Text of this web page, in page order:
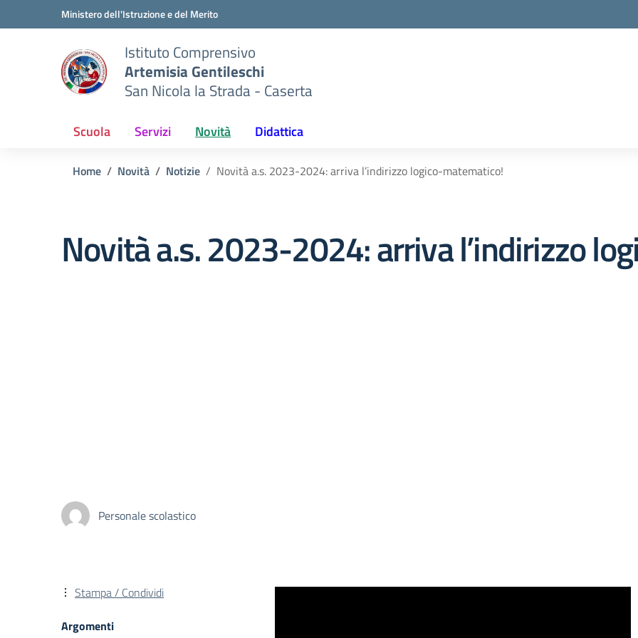
Vai ai contenuti
Vai al menu di navigazioneMinistero dell'Istruzione e del Merito
Istituto Comprensivo
Artemisia Gentileschi
San Nicola la Strada - Caserta
Scuola Servizi Novità Didattica
Home Novità Notizie Novità a.s. 2023-2024: arriva l’indirizzo logico-matematico!
Novità a.s. 2023-2024: arriva l’indirizzo
Personale scolastico
Stampa / Condividi
Argomenti